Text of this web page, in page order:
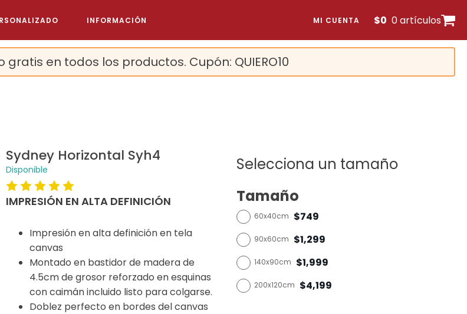
INFORMACIÓN MI CUENTA $0 0 artículos
gratis en todos los productos. Cupón: QUIERO10
Sydney Horizontal Syh4
Disponible
IMPRESIÓN EN ALTA DEFINICIÓN
Impresión en alta definición en tela
canvas
Montado en bastidor de madera de
4.5cm de grosor reforzado en esquinas
con caimán incluido listo para colgarse.
Doblez perfecto en bordes del canvas
Selecciona un tamaño
Tamaño
60x40cm $749
90x60cm $1,299
140x90cm $1,999
200x120cm $4,199